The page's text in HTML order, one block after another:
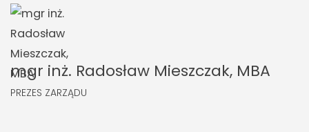
mgr inż. Radosław Mieszczak, MBA
PREZES ZARZĄDU